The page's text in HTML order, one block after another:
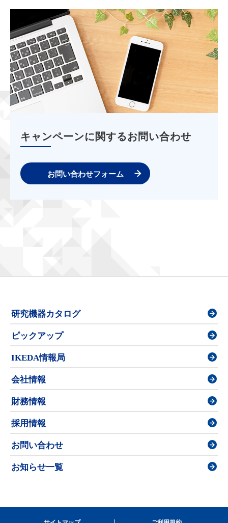
キャンペーンに関するお問い合わせ
お問い合わせフォーム
研究機器カタログ
ピックアップ
IKEDA情報局
会社情報
財務情報
採用情報
お問い合わせ
お知らせ一覧